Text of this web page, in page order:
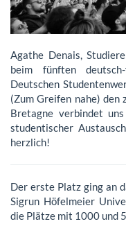
Agathe Denais,
beim fünften
Deutschen
(Zum Greifen nahe) den
Bretagne verbindet
studentischer
herzlich!
Der erste Platz ging an
Sigrun Höfelmeier
die Plätze mit 1000 und